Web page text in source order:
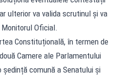
ulterior va valida scrutinul și va
Oficial.
Constituțională, în termen de
Camere ale Parlamentului
comună a Senatului și